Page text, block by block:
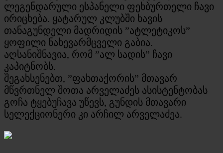
ლეგენდარული ესპანელი ფეხბურთელი ჩავი
ირიცხება. ყატარულ კლუბში ხავის
თანაგუნდელი მადრიდის ”ატლეტიკოს”
ყოფილი ნახევარმცველი გაბია.
აღსანიშნავია, რომ ”ალ სადის” ჩავი
კაპიტნობს.
შეგახსენებთ, ”ფახთაქორის” მთავარ
მწვრთნელ შოთა არველაძეს ასისტენტობას
გოჩა ტყებუჩავა უწევს, გუნდის მთავარი
სელექციონერი კი არჩილ არველაძეა.